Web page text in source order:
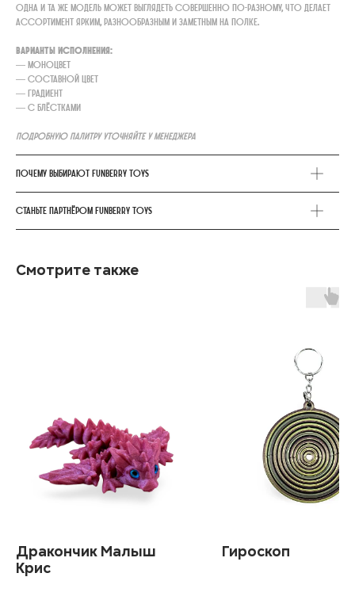
Одна и та же модель может выглядеть совершенно по-разному, что делает
ассортимент ярким, разнообразным и заметным на полке.
Варианты исполнения:
— моноцвет
— составной цвет
— градиент
— с блёстками
Подробную палитру уточняйте у менеджера
Почему выбирают FunBerry Toys
Станьте партнёром FunBerry Toys
Смотрите также
Дракончик Малыш
Крис
Гироскоп